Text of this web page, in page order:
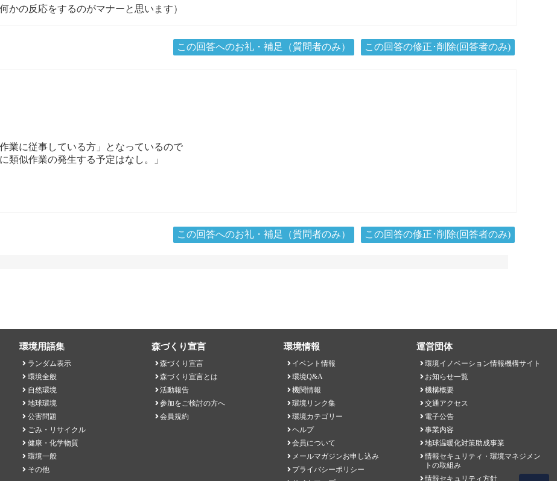
かの反応をするのがマナーと思います）
この回答へのお礼・補足（質問者のみ） この回答の修正･削除(回答者のみ)
業に従事している方」となっているので
類似作業の発生する予定はなし。」
この回答へのお礼・補足（質問者のみ） この回答の修正･削除(回答者のみ)
環境用語集
ランダム表示
環境全般
自然環境
地球環境
公害問題
ごみ・リサイクル
健康・化学物質
環境一般
その他
森づくり宣言
森づくり宣言
森づくり宣言とは
活動報告
参加をご検討の方へ
会員規約
環境情報
イベント情報
環境Q&A
機関情報
環境リンク集
環境カテゴリー
ヘルプ
会員について
メールマガジンお申し込み
プライバシーポリシー
運営団体
環境イノベーション情報機構サイト
お知らせ一覧
機構概要
交通アクセス
電子公告
事業内容
地球温暖化対策助成事業
情報セキュリティ・環境マネジメン
トの取組み
情報セキュリティ方針